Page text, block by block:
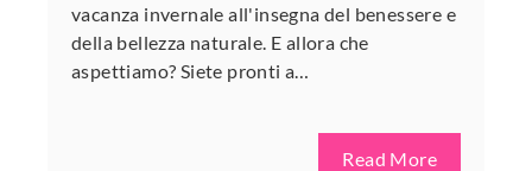
vacanza invernale all'insegna del benessere e
della bellezza naturale. E allora che
aspettiamo? Siete pronti a…
Read More